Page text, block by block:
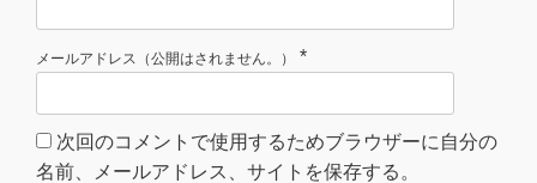
メールアドレス（公開はされません。） *
次回のコメントで使用するためブラウザーに自分の
名前、メールアドレス、サイトを保存する。